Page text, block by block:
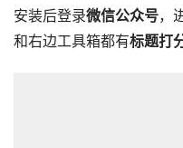
安装后登录微信公众号，
和右边工具箱都有标题打